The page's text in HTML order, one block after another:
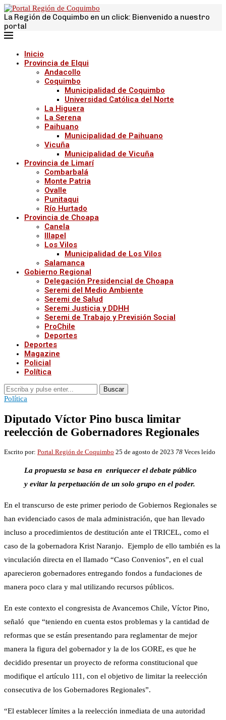
La Región de Coquimbo en un click: Bienvenido a nuestro
portal
Inicio
Provincia de Elqui
Andacollo
Coquimbo
Municipalidad de Coquimbo
Universidad Católica del Norte
La Higuera
La Serena
Paihuano
Municipalidad de Paihuano
Vicuña
Municipalidad de Vicuña
Provincia de Limarí
Combarbalá
Monte Patria
Ovalle
Punitaqui
Río Hurtado
Provincia de Choapa
Canela
Illapel
Los Vilos
Municipalidad de Los Vilos
Salamanca
Gobierno Regional
Delegación Presidencial de Choapa
Seremi del Medio Ambiente
Seremi de Salud
Seremi Justicia y DDHH
Seremi de Trabajo y Previsión Social
ProChile
Deportes
Deportes
Magazine
Policial
Política
Buscar
Política
Diputado Víctor Pino busca limitar
reelección de Gobernadores Regionales
Escrito por: Portal Región de Coquimbo 25 de agosto de 2023 78 Veces leído
La propuesta se basa en enriquecer el debate público
y evitar la perpetuación de un solo grupo en el poder.
En el transcurso de este primer periodo de Gobiernos Regionales se
han evidenciado casos de mala administración, que han llevado
incluso a procedimientos de destitución ante el TRICEL, como el
caso de la gobernadora Krist Naranjo. Ejemplo de ello también es la
vinculación directa en el llamado “Caso Convenios”, en el cual
aparecieron gobernadores entregando fondos a fundaciones de
manera poco clara y mal utilizando recursos públicos.
En este contexto el congresista de Avancemos Chile, Víctor Pino,
señaló que “teniendo en cuenta estos problemas y la cantidad de
reformas que se están presentando para reglamentar de mejor
manera la figura del gobernador y la de los GORE, es que he
decidido presentar un proyecto de reforma constitucional que
modifique el artículo 111, con el objetivo de limitar la reelección
consecutiva de los Gobernadores Regionales”.
“El establecer límites a la reelección inmediata de una autoridad